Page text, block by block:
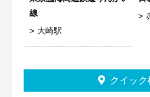
線
大崎駅
クイック